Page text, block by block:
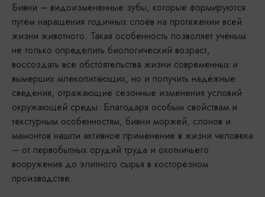
Бивни – видоизмененные зубы, которые формируются
путём наращения годичных слоёв на протяжении всей
жизни животного. Такая особенность позволяет учёным
не только определить биологический возраст,
воссоздать все обстоятельства жизни современных и
вымерших млекопитающих, но и получить надёжные
сведения, отражающие сезонные изменения условий
окружающей среды. Благодаря особым свойствам и
текстурным особенностям, бивни моржей, слонов и
мамонтов нашли активное применение в жизни человека
– от первобытных орудий труда и охотничьего
вооружения до элитного сырья в косторезном
производстве.